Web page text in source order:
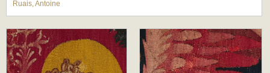
Ruais, Antoine